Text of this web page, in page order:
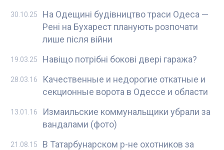
На Одещині будівництво траси Одеса —
Рені на Бухарест планують розпочати
лише після війни
30.10.25
Навіщо потрібні бокові двері гаража?
19.03.25
Качественные и недорогие откатные и
секционные ворота в Одессе и области
28.03.16
Измаильские коммунальщики убрали за
вандалами (фото)
13.01.16
В Татарбунарском р-не охотников за
21.08.15